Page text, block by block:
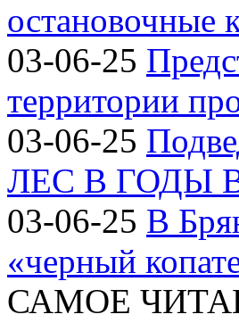
остановочные
03-06-25
территории
03-06-25
ЛЕС В ГОДЫ
03-06-25 В
«черный
САМОЕ